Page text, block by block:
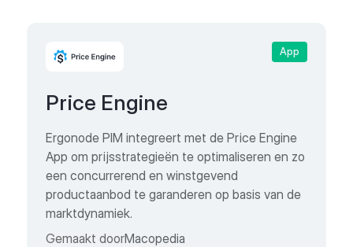
App
Price Engine
Ergonode PIM integreert met de Price Engine
App om prijsstrategieën te optimaliseren en zo
een concurrerend en winstgevend
productaanbod te garanderen op basis van de
marktdynamiek.
Gemaakt doorMacopedia